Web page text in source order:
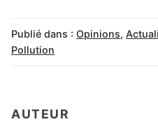
Publié dans : Opinions,
Pollution
AUTEUR